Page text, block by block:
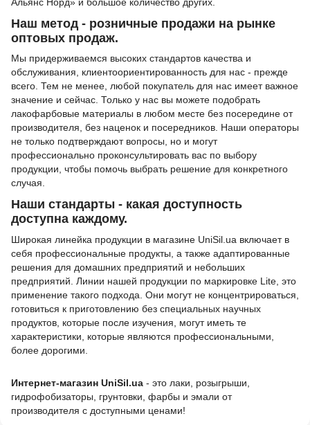
Наш метод - розничные продажи на рынке
оптовых продаж.
Мы придерживаемся высоких стандартов качества и
обслуживания, клиентоориентированность для нас - прежде
всего. Тем не менее, любой покупатель для нас имеет важное
значение и сейчас. Только у нас вы можете подобрать
лакофарбовые материалы в любом месте без посередине от
производителя, без наценок и посередников. Наши операторы
не только подтверждают вопросы, но и могут
профессионально проконсультировать вас по выбору
продукции, чтобы помочь выбрать решение для конкретного
случая.
Наши стандарты - какая доступность
доступна каждому.
Широкая линейка продукции в магазине UniSil.ua включает в
себя профессиональные продукты, а также адаптированные
решения для домашних предприятий и небольших
предприятий. Линии нашей продукции по маркировке Lite, это
применение такого подхода. Они могут не концентрироваться,
готовиться к приготовлению без специальных научных
продуктов, которые после изучения, могут иметь те
характеристики, которые являются профессиональными,
более дорогими.
Интернет-магазин UniSil.ua - это лаки, розыгрыши,
гидрофобизаторы, грунтовки, фарбы и эмали от
производителя с доступными ценами!